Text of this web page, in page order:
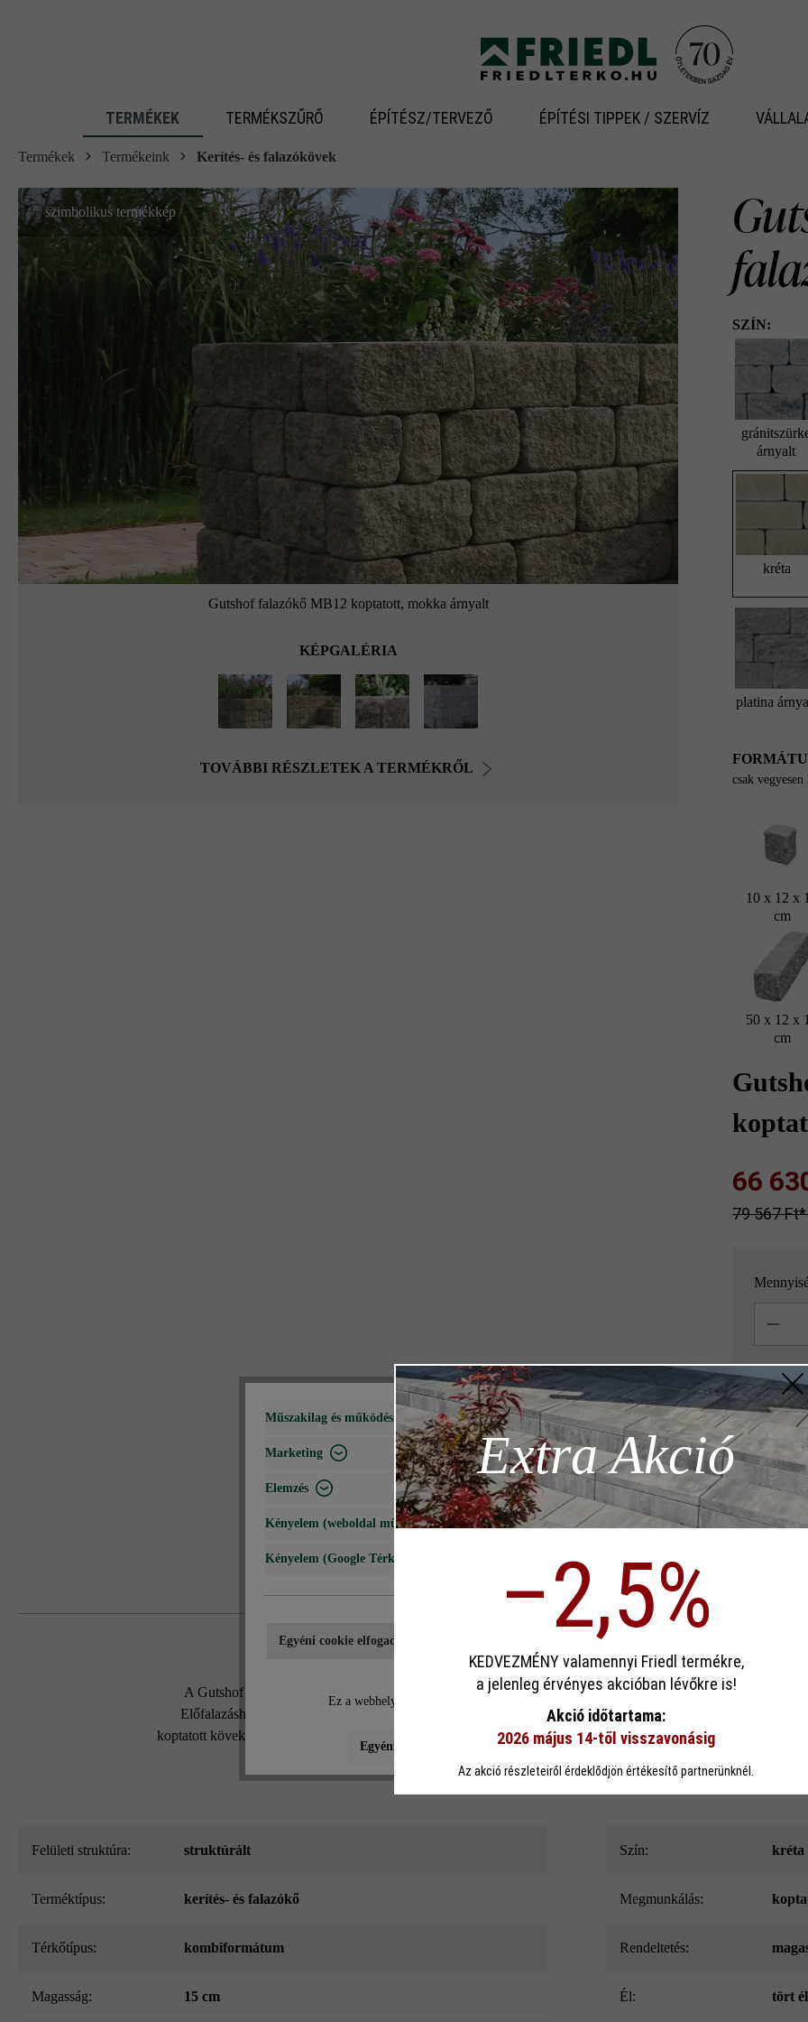
TERMÉKEK TERMÉKSZŰRŐ ÉPÍTÉSZ/TERVEZŐ ÉPÍTÉSI TIPPEK / SZERVÍZ
Termékek Termékeink Kerítés- és falazókövek
Gutshof falazókő MB12 koptatott, mokka árnyalt
szimbolikus termékkép
KÉPGALÉRIA
TOVÁBBI RÉSZLETEK A TERMÉKRŐL
SZÍN:
árnyalt
kréta
platina
csak vegyesen
10 x 12 x
cm
50 x 12 x
cm
66
79 567
= 1,08 m
Termékleírás
A Gutshof MB12 koptatott falazókő kb. 12 cm falszélességével leginkább a maximum 75 cm (= maximum 5
Előfalazáshoz is használható. Magasabb kerti falakhoz vagy magaságyásokhoz használja a 16 cm vastag
koptatott köveket. A koptatott Gutshof falazóköveket különböző hosszúságokban szállítjuk, természetesen
Felületi struktúra: struktúrált Szín: kréta
Terméktípus: kerítés- és falazókő megmunkálás:
Térkőtípus: kombiformátum Rendeltetés:
Magasság: 15 cm él: tört
Műszakilag és működéshez szükséges
Marketing
Elemzés
Kényelem (weboldal működése)
Kényelem (Google Térkép)
Egyéni cookie elfogadása
Ez a webhely cookie-kat használ, hogy a lehető legjobb funkcionalitást kínálja Önnek...
Egyéni beállítások Csak funkcionális cookie elfogadása Minden cookie
Extra Akció
–2,5%
KEDVEZMÉNY valamennyi Friedl termékre,
a jelenleg érvényes akcióban lévőkre is!
Akció időtartama:
2026 május 14-től visszavonásig
Az akció részleteiről érdeklődjön értékesítő partnerünknél.